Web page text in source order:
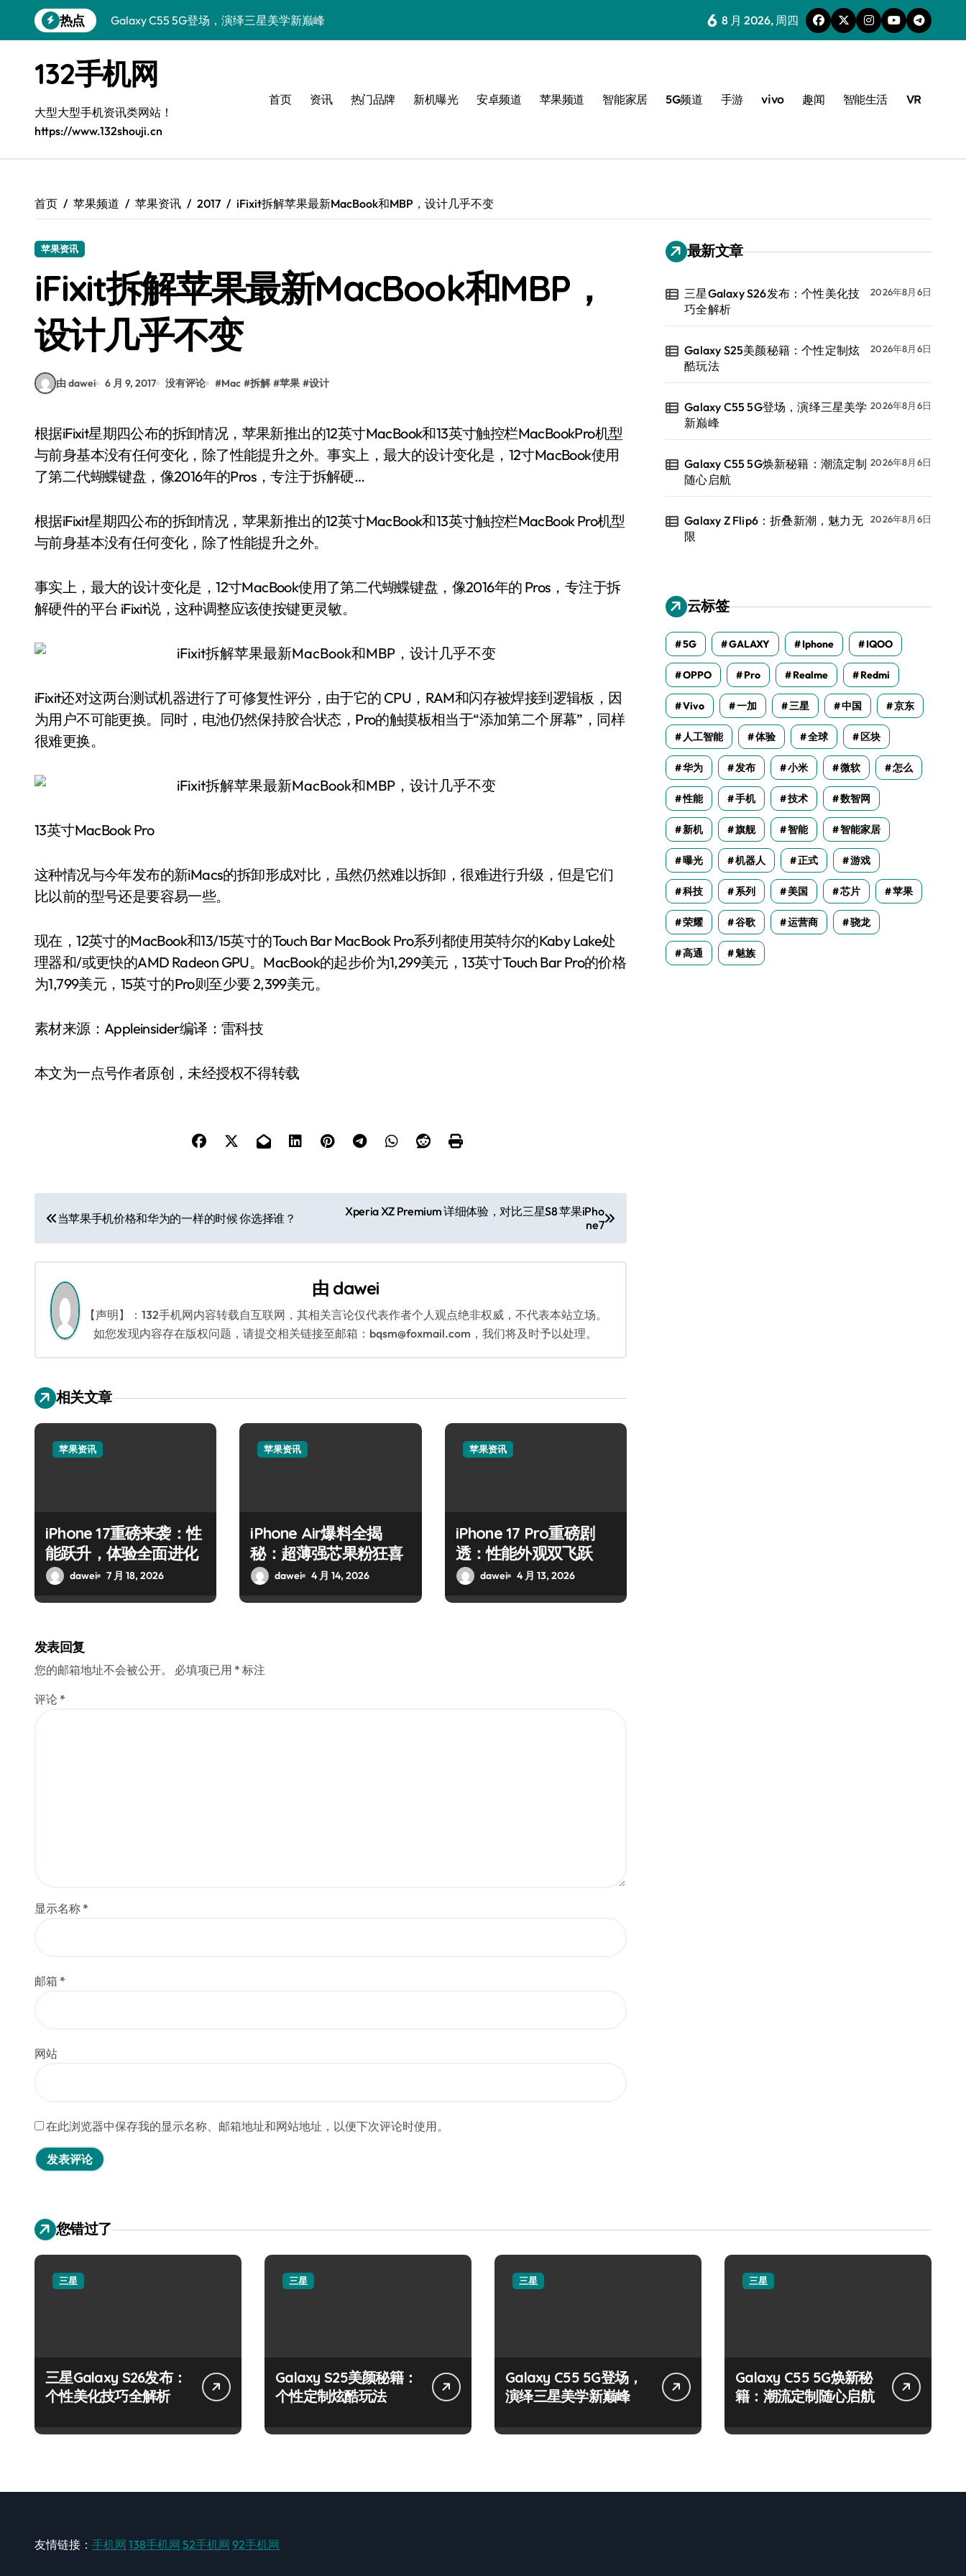
到
热点
Galaxy C55 5G登场，演绎三星美学新巅峰
Galaxy Z Flip6：折叠新潮，魅力无限
Galaxy S25+闪亮登场，这样打扮秒变焦点！
Galaxy Z Fold6美颜秘籍：折叠屏高阶玩法全解锁
Galaxy Z Fold6：折叠新风尚，美学新篇章
Galaxy C55 5G登场，定制潮流新王者
6 8 月 2026, 周四
132手机网
大型大型手机资讯类网站！
https://www.132shouji.cn
首页 资讯 热门品牌 新机曝光 安卓频道 苹果频道 智能家居 5G频道 手游 vivo 趣闻 智能生活 VR
首页 苹果频道 苹果资讯 2017 iFixit拆解苹果最新MacBook和MBP，设计几乎不变
苹果资讯
iFixit拆解苹果最新MacBook和MBP，
设计几乎不变
由 dawei 6 月 9, 2017 没有评论 #Mac #拆解 #苹果 #设计
根据iFixit星期四公布的拆卸情况，苹果新推出的12英寸MacBook和13英寸触控栏MacBookPro机型
与前身基本没有任何变化，除了性能提升之外。事实上，最大的设计变化是，12寸MacBook使用
了第二代蝴蝶键盘，像2016年的Pros，专注于拆解硬…
根据iFixit星期四公布的拆卸情况，苹果新推出的12英寸MacBook和13英寸触控栏MacBook Pro机型
与前身基本没有任何变化，除了性能提升之外。
事实上，最大的设计变化是，12寸MacBook使用了第二代蝴蝶键盘，像2016年的 Pros，专注于拆
解硬件的平台 iFixit说，这种调整应该使按键更灵敏。
iFixit还对这两台测试机器进行了可修复性评分，由于它的 CPU，RAM和闪存被焊接到逻辑板，因
为用户不可能更换。同时，电池仍然保持胶合状态，Pro的触摸板相当于“添加第二个屏幕”，同样
很难更换。
13英寸MacBook Pro
这种情况与今年发布的新iMacs的拆卸形成对比，虽然仍然难以拆卸，很难进行升级，但是它们
比以前的型号还是要容易一些。
现在，12英寸的MacBook和13/15英寸的Touch Bar MacBook Pro系列都使用英特尔的Kaby Lake处
理器和/或更快的AMD Radeon GPU。MacBook的起步价为1,299美元，13英寸Touch Bar Pro的价格
为1,799美元，15英寸的Pro则至少要 2,399美元。
素材来源：Appleinsider编译：雷科技
本文为一点号作者原创，未经授权不得转载
文
章
导
航
当苹果手机价格和华为的一样的时候 你选择谁？
Xperia XZ Premium 详细体验，对比三星S8 苹果iPho
ne7
由 dawei
【声明】：132手机网内容转载自互联网，其相关言论仅代表作者个人观点绝非权威，不代表本站立场。
如您发现内容存在版权问题，请提交相关链接至邮箱：bqsm@foxmail.com，我们将及时予以处理。
相关文章
苹果资讯
iPhone 17重磅来袭：性
能跃升，体验全面进化
dawei 7 月 18, 2026
苹果资讯
iPhone Air爆料全揭
秘：超薄强芯果粉狂喜
dawei 4 月 14, 2026
苹果资讯
iPhone 17 Pro重磅剧
透：性能外观双飞跃
dawei 4 月 13, 2026
发表回复
您的邮箱地址不会被公开。 必填项已用 * 标注
评论 *
显示名称 *
邮箱 *
网站
在此浏览器中保存我的显示名称、邮箱地址和网站地址，以便下次评论时使用。
最新文章
三星Galaxy S26发布：个性美化技
巧全解析
2026年8月6日
Galaxy S25美颜秘籍：个性定制炫
酷玩法
2026年8月6日
Galaxy C55 5G登场，演绎三星美学
新巅峰
2026年8月6日
Galaxy C55 5G焕新秘籍：潮流定制
随心启航
2026年8月6日
Galaxy Z Flip6：折叠新潮，魅力无
限
2026年8月6日
云标签
5G GALAXY Iphone IQOO
OPPO Pro Realme Redmi
Vivo 一加 三星 中国 京东
人工智能 体验 全球 区块
华为 发布 小米 微软 怎么
性能 手机 技术 数智网
新机 旗舰 智能 智能家居
曝光 机器人 正式 游戏
科技 系列 美国 芯片 苹果
荣耀 谷歌 运营商 骁龙
高通 魅族
您错过了
三星
三星Galaxy S26发布：
个性美化技巧全解析
三星
Galaxy S25美颜秘籍：
个性定制炫酷玩法
三星
Galaxy C55 5G登场，
演绎三星美学新巅峰
三星
Galaxy C55 5G焕新秘
籍：潮流定制随心启航
友情链接： 手机网 138手机网 52手机网 92手机网